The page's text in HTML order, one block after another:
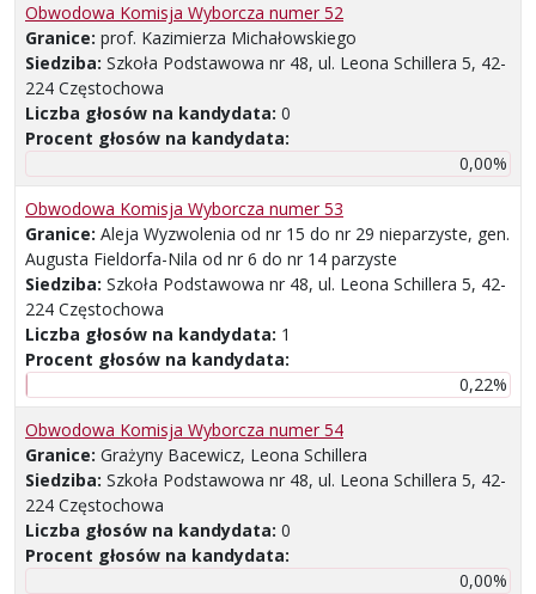
Obwodowa Komisja Wyborcza numer 52
Granice: prof. Kazimierza Michałowskiego
Siedziba: Szkoła Podstawowa nr 48, ul. Leona Schillera 5, 42-
224 Częstochowa
Liczba głosów na kandydata: 0
Procent głosów na kandydata:
0,00%
Obwodowa Komisja Wyborcza numer 53
Granice: Aleja Wyzwolenia od nr 15 do nr 29 nieparzyste, gen.
Augusta Fieldorfa-Nila od nr 6 do nr 14 parzyste
Siedziba: Szkoła Podstawowa nr 48, ul. Leona Schillera 5, 42-
224 Częstochowa
Liczba głosów na kandydata: 1
Procent głosów na kandydata:
0,22%
Obwodowa Komisja Wyborcza numer 54
Granice: Grażyny Bacewicz, Leona Schillera
Siedziba: Szkoła Podstawowa nr 48, ul. Leona Schillera 5, 42-
224 Częstochowa
Liczba głosów na kandydata: 0
Procent głosów na kandydata:
0,00%